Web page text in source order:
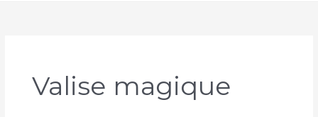
Valise magique